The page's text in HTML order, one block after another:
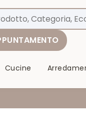
Cucine